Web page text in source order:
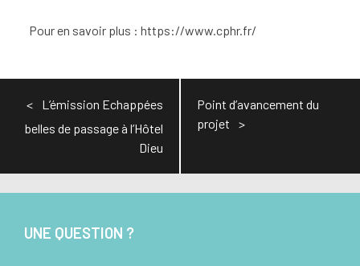
Pour en savoir plus : https://www.cphr.fr/
l’article
L’émission Echappées
belles de passage à l’Hôtel
Dieu
Point d’avancement du
projet
UNE QUESTION ?